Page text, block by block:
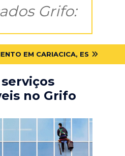
Grifo:
EM CARIACICA, ES
no Grifo